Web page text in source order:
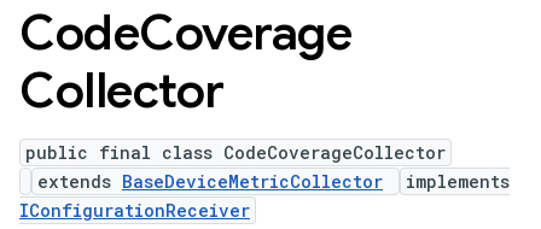
CodeCoverage
Collector
public final class CodeCoverageCollector
extends BaseDeviceMetricCollector
implements
IConfigurationReceiver